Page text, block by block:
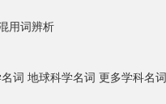
用词辨析
词 地球科学名词 更多学科名